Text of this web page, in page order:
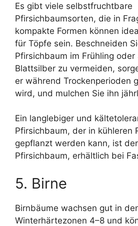
Es gibt viele selbstfruchtbare
Pfirsichbaumsorten, die in
kompakte Formen können
für Töpfe sein. Beschneiden
Pfirsichbaum im Frühling oder
Blattsilber zu vermeiden,
er während Trockenperioden
wird, und mulchen Sie ihn
Ein langlebiger und
Pfirsichbaum, der in kühleren
gepflanzt werden kann, ist der
Pfirsichbaum, erhältlich bei
5. Birne
Birnbäume wachsen gut in
Winterhärtezonen 4–8 und